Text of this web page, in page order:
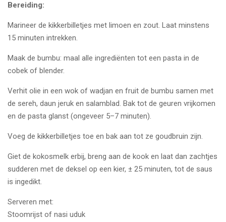
Bereiding:
Marineer de kikkerbilletjes met limoen en zout. Laat minstens
15 minuten intrekken.
Maak de bumbu: maal alle ingrediënten tot een pasta in de
cobek of blender.
Verhit olie in een wok of wadjan en fruit de bumbu samen met
de sereh, daun jeruk en salamblad. Bak tot de geuren vrijkomen
en de pasta glanst (ongeveer 5–7 minuten).
Voeg de kikkerbilletjes toe en bak aan tot ze goudbruin zijn.
Giet de kokosmelk erbij, breng aan de kook en laat dan zachtjes
sudderen met de deksel op een kier, ± 25 minuten, tot de saus
is ingedikt.
Serveren met:
Stoomrijst of nasi uduk